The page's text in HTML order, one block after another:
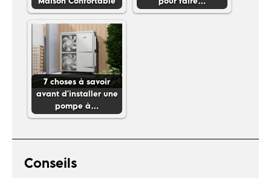
7 choses à savoir
avant d'installer une
pompe à…
Conseils